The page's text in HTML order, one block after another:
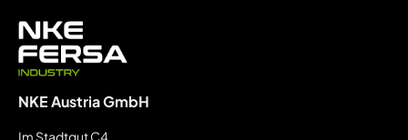
NKE Austria GmbH
Im Stadtgut C4